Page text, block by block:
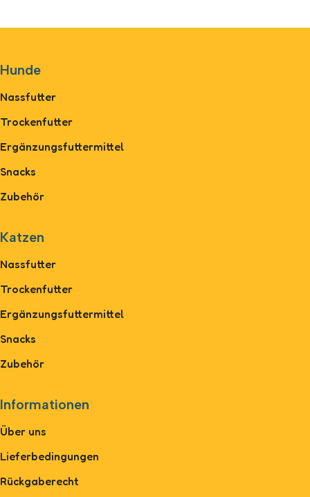
Hunde
Nassfutter
Trockenfutter
Ergänzungsfuttermittel
Snacks
Zubehör
Katzen
Nassfutter
Trockenfutter
Ergänzungsfuttermittel
Snacks
Zubehör
Informationen
Über uns
Lieferbedingungen
Rückgaberecht